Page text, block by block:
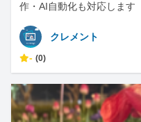
作・AI自動化も対応します
クレメント
- (0)